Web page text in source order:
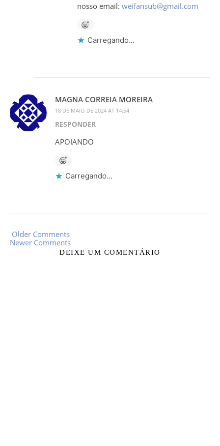
nosso email: weifansub@gmail.com
Carregando...
MAGNA CORREIA MOREIRA
18 DE MAIO DE 2024 AT 14:54
RESPONDER
APOIANDO
Carregando...
Older Comments
Newer Comments
DEIXE UM COMENTÁRIO